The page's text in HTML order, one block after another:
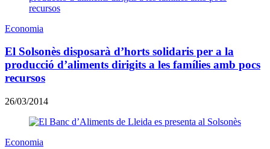
Economia
El Solsonès disposarà d’horts solidaris per a la
producció d’aliments dirigits a les famílies amb pocs
recursos
26/03/2014
Economia